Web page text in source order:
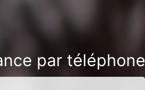
par téléphone